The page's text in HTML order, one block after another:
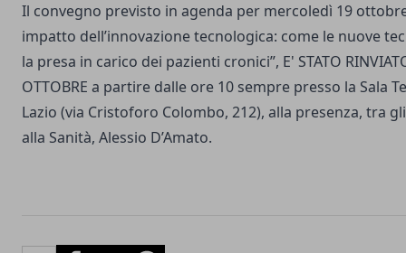
Il convegno previsto in agenda per mercoledì 19
impatto dell’innovazione tecnologica: come le nuove
la presa in carico dei pazienti cronici”, E' STATO
OTTOBRE a partire dalle ore 10 sempre presso la Sala
Lazio (via Cristoforo Colombo, 212), alla presenza, tra
alla Sanità, Alessio D’Amato.